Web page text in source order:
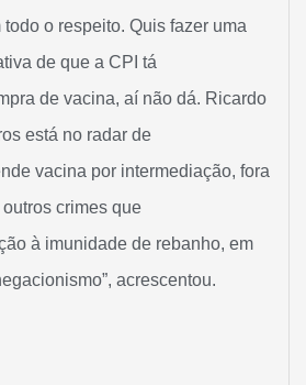
o respeito. Quis fazer uma
de que a CPI tá
de vacina, aí não dá. Ricardo
está no radar de
vacina por intermediação, fora
outros crimes que
à imunidade de rebanho, em
acrescentou.